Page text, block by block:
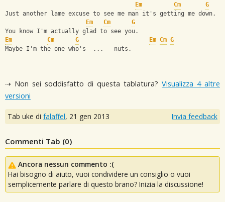
Em
Cm
G
Just another lame excuse to see me man it's getting me down.
Em
Cm
G
You know I'm actually glad to see you.
Em
Cm G Em Cm G
Maybe I'm the one who's  ...   nuts.
⇢ Non sei soddisfatto di questa tablatura? Visualizza 4 altre
versioni
Tab uke di falaffel, 21 gen 2013 Invia feedback
Commenti Tab (0)
Ancora nessun commento :(
Hai bisogno di aiuto, vuoi condividere un consiglio o vuoi
semplicemente parlare di questo brano? Inizia la discussione!